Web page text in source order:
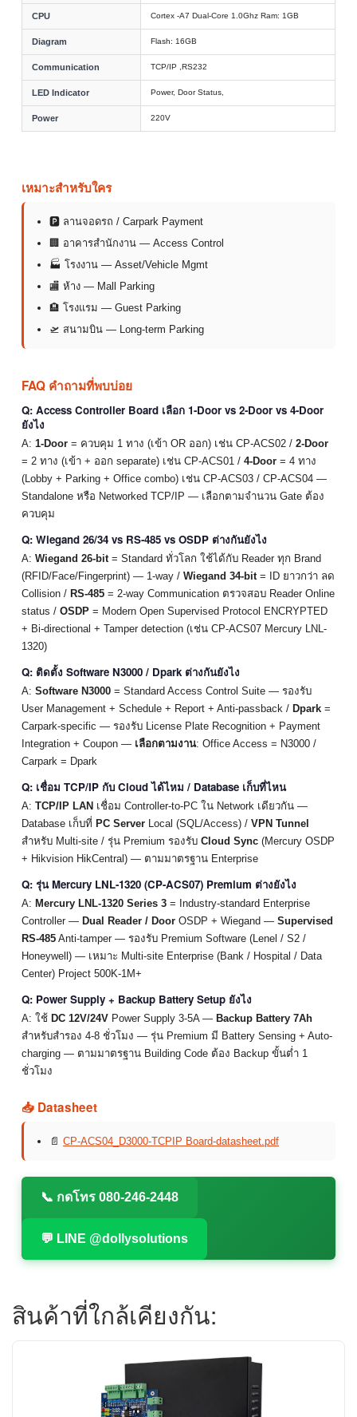
CPU Cortex -A7 Dual-Core 1.0Ghz Ram: 1GB
Diagram Flash: 16GB
Communication TCP/IP ,RS232
LED Indicator Power, Door Status,
Power 220V
เหมาะสำหรับใคร
🅿 ลานจอดรถ / Carpark Payment
🏢 อาคารสำนักงาน — Access Control
🏭 โรงงาน — Asset/Vehicle Mgmt
🏬 ห้าง — Mall Parking
🏨 โรงแรม — Guest Parking
🛫 สนามบิน — Long-term Parking
FAQ คำถามที่พบบ่อย
Q: Access Controller Board เลือก 1-Door vs 2-Door vs 4-Door
ยังไง
A: 1-Door = ควบคุม 1 ทาง (เข้า OR ออก) เช่น CP-ACS02 / 2-Door
= 2 ทาง (เข้า + ออก separate) เช่น CP-ACS01 / 4-Door = 4 ทาง
(Lobby + Parking + Office combo) เช่น CP-ACS03 / CP-ACS04 —
Standalone หรือ Networked TCP/IP — เลือกตามจำนวน Gate ต้อง
ควบคุม
Q: Wiegand 26/34 vs RS-485 vs OSDP ต่างกันยังไง
A: Wiegand 26-bit= Standard ทั่วโลก ใช้ได้กับ Reader ทุก Brand
(RFID/Face/Fingerprint) — 1-way / Wiegand 34-bit= ID ยาวกว่า ลด
Collision / RS-485 = 2-way Communication ตรวจสอบ Reader Online
status / OSDP = Modern Open Supervised Protocol ENCRYPTED
+ Bi-directional + Tamper detection (เช่น CP-ACS07 Mercury LNL-
1320)
Q: ติดตั้ง Software N3000 / Dpark ต่างกันยังไง
A: Software N3000 = Standard Access Control Suite — รองรับ
User Management + Schedule + Report + Anti-passback / Dpark =
Carpark-specific — รองรับ License Plate Recognition + Payment
Integration + Coupon — เลือกตามงาน: Office Access = N3000 /
Carpark = Dpark
Q: เชื่อม TCP/IP กับ Cloud ได้ไหม / Database เก็บที่ไหน
A: TCP/IP LAN เชื่อม Controller-to-PC ใน Network เดียวกัน —
Database เก็บที่ PC Server Local (SQL/Access) / VPN Tunnel
สำหรับ Multi-site / รุ่น Premium รองรับ Cloud Sync (Mercury OSDP
+ Hikvision HikCentral) — ตามมาตรฐาน Enterprise
Q: รุ่น Mercury LNL-1320 (CP-ACS07) Premium ต่างยังไง
A: Mercury LNL-1320 Series 3 = Industry-standard Enterprise
Controller — Dual Reader / Door OSDP + Wiegand — Supervised
RS-485 Anti-tamper — รองรับ Premium Software (Lenel / S2 /
Honeywell) — เหมาะ Multi-site Enterprise (Bank / Hospital / Data
Center) Project 500K-1M+
Q: Power Supply + Backup Battery Setup ยังไง
A: ใช้ DC 12V/24V Power Supply 3-5A — Backup Battery 7Ah
สำหรับสำรอง 4-8 ชั่วโมง — รุ่น Premium มี Battery Sensing + Auto-
charging — ตามมาตรฐาน Building Code ต้อง Backup ขั้นต่ำ 1
ชั่วโมง
📥 Datasheet
📄 CP-ACS04_D3000-TCPIP Board-datasheet.pdf
📞 กดโทร 080-246-2448
💬 LINE @dollysolutions
สินค้าที่ใกล้เคียงกัน: